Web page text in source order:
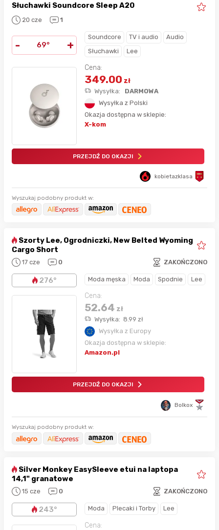
Słuchawki Soundcore Sleep A20
20 cze 1
- 69° +
Soundcore TV i audio
Audio
Słuchawki
Lee
Cena:
349.00 zł
Wysyłka:
DARMOWA
Wysyłka z Polski
Okazja dostępna w sklepie:
X-kom
PRZEJDŹ DO OKAZJI
kobietazklasa
Wyszukaj podobny produkt w:
Szorty Lee, Ogrodniczki, New Belted Wyoming
Cargo Short
17 cze 0 ZAKOŃCZONO
276° Moda męska Moda Spodnie Lee
Cena:
52.64 zł
Wysyłka: 8.99 zł
Wysyłka z Europy
Okazja dostępna w sklepie:
Amazon.pl
PRZEJDŹ DO OKAZJI
Bolkox
Wyszukaj podobny produkt w:
Silver Monkey EasySleeve etui na laptopa
14,1" granatowe
15 cze 0 ZAKOŃCZONO
243° Moda Plecaki i Torby Lee
Cena: